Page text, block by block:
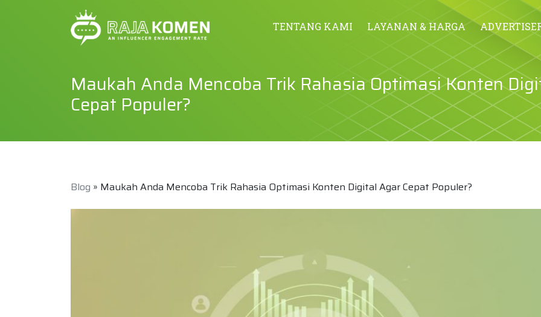
TENTANG KAMI LAYANAN & HARGA
Maukah Anda Mencoba Trik Rahasia Optimasi Konten
Cepat Populer?
Blog » Maukah Anda Mencoba Trik Rahasia Optimasi Konten Digital Agar Cepat Populer?